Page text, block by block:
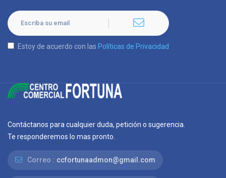
Estoy de acuerdo con las Políticas de Privacidad
Contáctanos para cualquier duda, petición o sugerencia.
Te responderemos lo mas pronto.
Correo : ccfortunaadmon@gmail.com